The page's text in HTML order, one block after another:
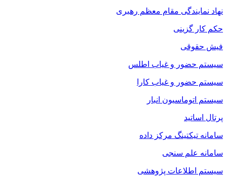
نهاد نمایندگی مقام معظم رهبری
حکم کار گزینی
فیش حقوقی
سیستم حضور و غیاب اطلس
سیستم حضور و غیاب کارا
سیستم اتوماسیون انبار
پرتال اساتید
سامانه تیکتینگ مرکز داده
سامانه علم سنجی
سیستم اطلاعات پژوهشی